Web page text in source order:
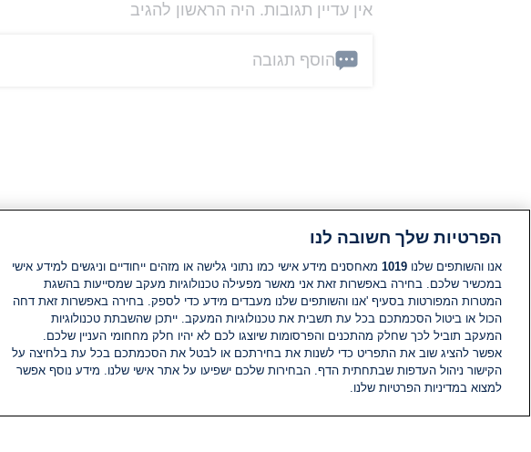
אין עדיין תגובות. היה הראשון להגיב
הוסף תגובה
הפרטיות שלך חשובה לנו
אנו והשותפים שלנו 1019 מאחסנים מידע אישי כמו נתוני גלישה או מזהים ייחודיים וניגשים למידע אישי
במכשיר שלכם. בחירה באפשרות זאת אני מאשר מפעילה טכנולוגיות מעקב שמסייעות בהשגת
המטרות המפורטות בסעיף 'אנו והשותפים שלנו מעבדים מידע כדי לספק. בחירה באפשרות זאת דחה
הכול או ביטול הסכמתכם בכל עת תשבית את טכנולוגיות המעקב. ייתכן שהשבתת טכנולוגיות
המעקב תוביל לכך שחלק מהתכנים והפרסומות שיוצגו לכם לא יהיו חלק מחחומי העניין שלכם.
אפשר להציג שוב את התפריט כדי לשנות את בחירתכם או לבטל את הסכמתכם בכל עת בלחיצה על
הקישור ניהול העדפות שבתחתית הדף. הבחירות שלכם ישפיעו על אתר אישי שלנו. מידע נוסף אפשר
למצוא במדיניות הפרטיות שלנו.